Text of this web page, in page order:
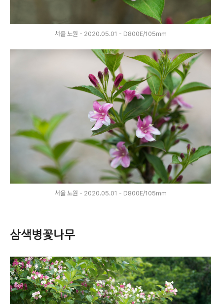
서울 노원 - 2020.05.01 - D800E/105mm
서울 노원 - 2020.05.01 - D800E/105mm
삼색병꽃나무